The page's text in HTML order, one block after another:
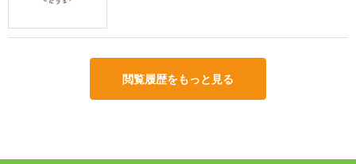
閲覧履歴をもっと見る